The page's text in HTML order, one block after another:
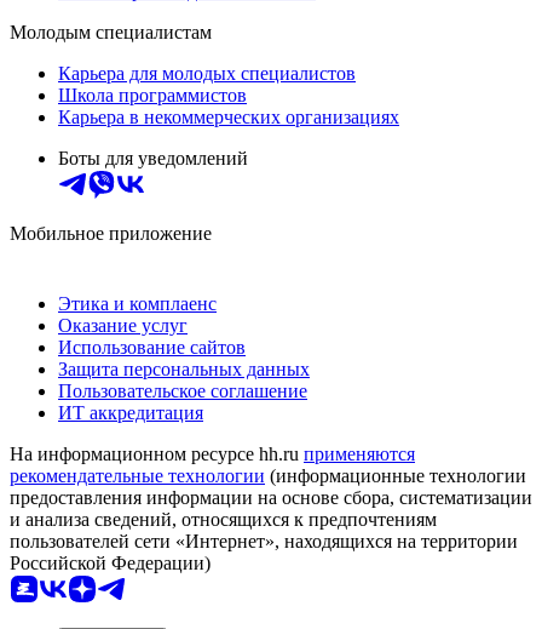
Молодым специалистам
Карьера для молодых специалистов
Школа программистов
Карьера в некоммерческих организациях
Боты для уведомлений
Мобильное приложение
Этика и комплаенс
Оказание услуг
Использование сайтов
Защита персональных данных
Пользовательское соглашение
ИТ аккредитация
На информационном ресурсе hh.ru применяются
рекомендательные технологии (информационные технологии
предоставления информации на основе сбора, систематизации
и анализа сведений, относящихся к предпочтениям
пользователей сети «Интернет», находящихся на территории
Российской Федерации)